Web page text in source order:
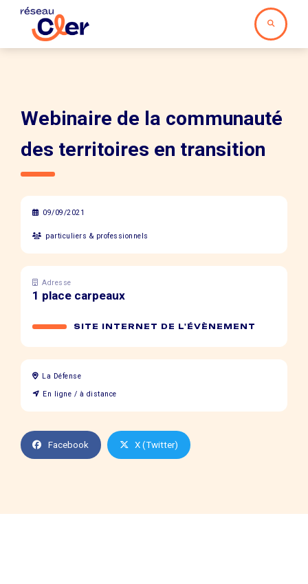
Webinaire de la communauté
des territoires en transition
09/09/2021
particuliers & professionnels
Adresse
1 place carpeaux
SITE INTERNET DE L'ÉVÈNEMENT
La Défense
En ligne / à distance
Facebook X (Twitter)